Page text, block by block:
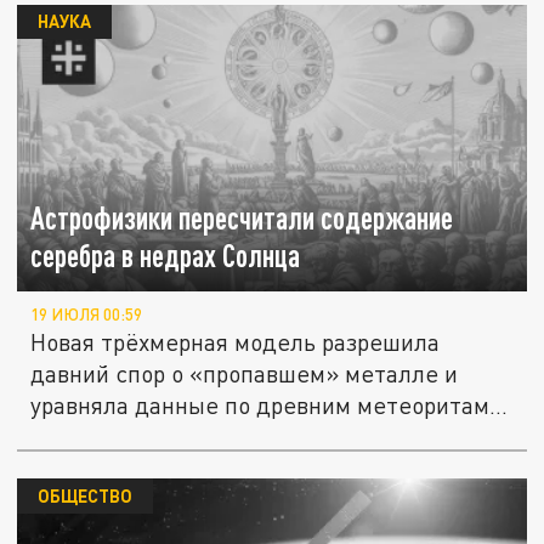
Астрофизики пересчитали содержание
серебра в недрах Солнца
НАУКА
19 ИЮЛЯ 00:59
Новая трёхмерная модель разрешила
давний спор о «пропавшем» металле и
уравняла данные по древним метеоритам
ОБЩЕСТВО